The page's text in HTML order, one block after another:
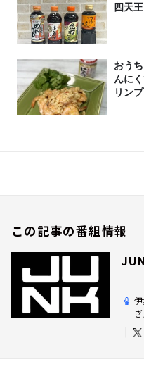
四天
おう
んに
リン
この記事の番組情報